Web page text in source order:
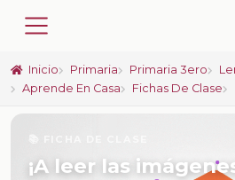
Inicio Primaria Primaria 3ero
Aprende En Casa
Fichas De Clase
¡A leer las